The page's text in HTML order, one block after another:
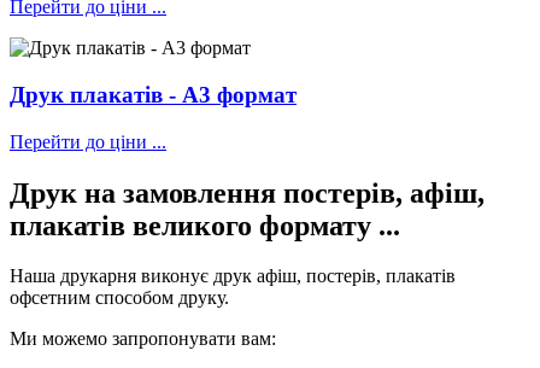
Перейти до ціни ...
Друк плакатів - А3 формат
Перейти до ціни ...
Друк на замовлення постерів, афіш,
плакатів великого формату ...
Наша друкарня виконує друк афіш, постерів, плакатів
офсетним способом друку.
Ми можемо запропонувати вам: